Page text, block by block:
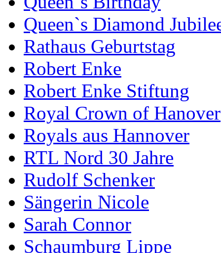
Queen`s Diamond
Rathaus Geburtstag
Robert Enke
Robert Enke Stiftung
Royal Crown of Hanover
Royals aus Hannover
RTL Nord 30 Jahre
Rudolf Schenker
Sängerin Nicole
Sarah Connor
Schaumburg Lippe